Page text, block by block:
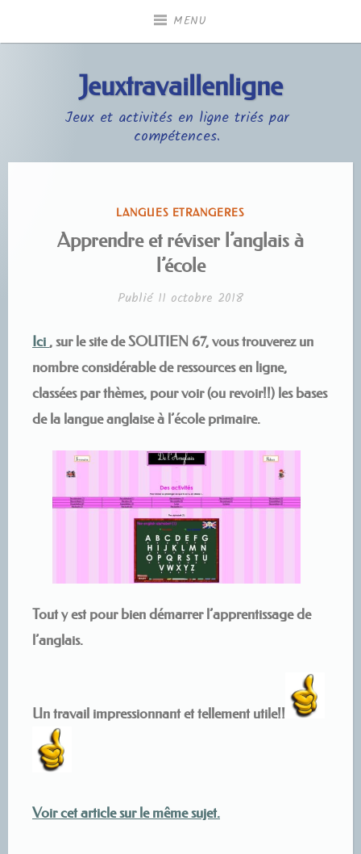
MENU
Jeuxtravaillenligne
Jeux et activités en ligne triés par
compétences.
PUBLIÉ
DANS
LANGUES ETRANGERES
Apprendre et réviser l’anglais à
l’école
Publié 11 octobre 2018
Ici , sur le site de SOUTIEN 67, vous trouverez un
nombre considérable de ressources en ligne,
classées par thèmes, pour voir (ou revoir!!) les bases
de la langue anglaise à l’école primaire.
Tout y est pour bien démarrer l’apprentissage de
l’anglais.
Un travail impressionnant et tellement utile!!
Voir cet article sur le même sujet.